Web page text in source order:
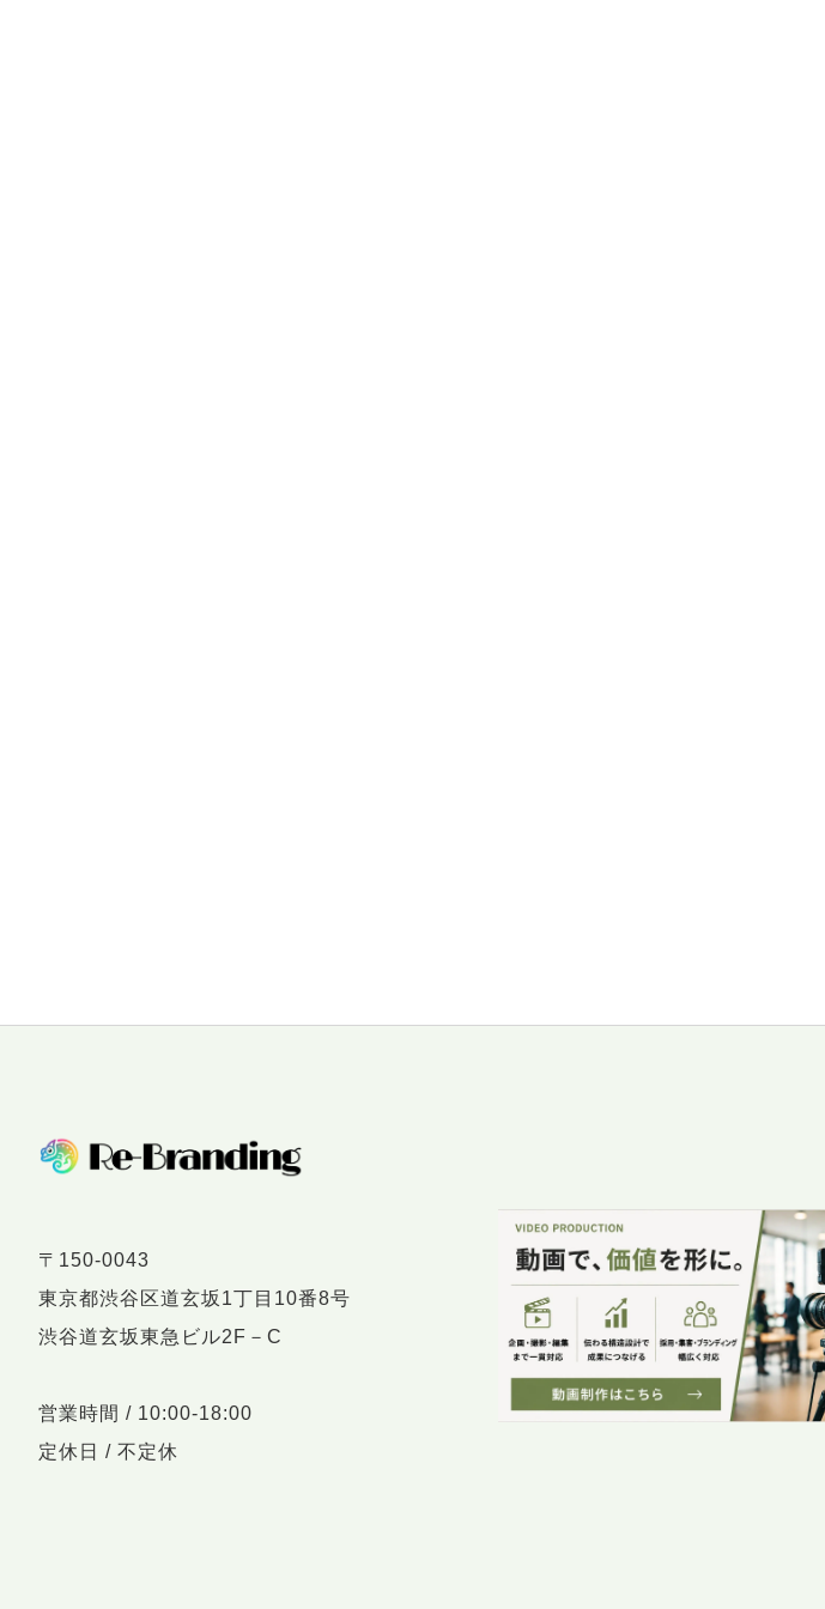
〒150-0043
東京都渋谷区道玄坂1丁目10番8号
渋谷道玄坂東急ビル2F－C
営業時間 / 10:00-18:00
定休日 / 不定休